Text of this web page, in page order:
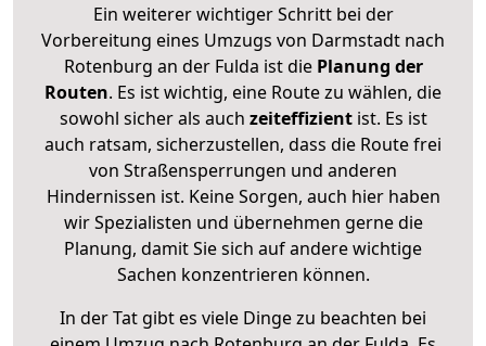
Ein weiterer wichtiger Schritt bei der
Vorbereitung eines Umzugs von Darmstadt nach
Rotenburg an der Fulda ist diePlanung der
Routen. Es ist wichtig, eine Route zu wählen, die
sowohl sicher als auch zeiteffizientist. Es ist
auch ratsam, sicherzustellen, dass die Route frei
von Straßensperrungen und anderen
Hindernissen ist. Keine Sorgen, auch hier haben
wir Spezialisten und übernehmen gerne die
Planung, damit Sie sich auf andere wichtige
Sachen konzentrieren können.
In der Tat gibt es viele Dinge zu beachten bei